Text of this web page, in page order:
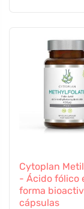
Cytoplan
- Ácido fólico
forma
cápsulas